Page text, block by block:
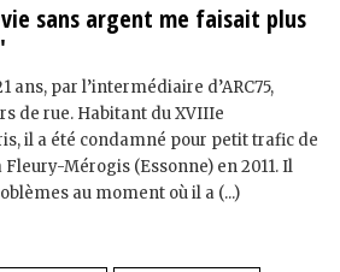
sans argent me faisait plus
ans, par l’intermédiaire d’ARC75,
de rue. Habitant du XVIIIe
il a été condamné pour petit trafic de
Mérogis (Essonne) en 2011. Il
au moment où il a (...)